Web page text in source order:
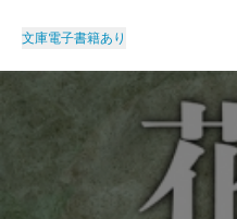
文庫電子書籍あり